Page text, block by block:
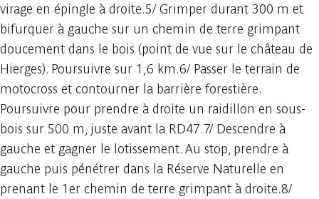
virage en épingle à droite.5/ Grimper durant 300 m et
bifurquer à gauche sur un chemin de terre grimpant
doucement dans le bois (point de vue sur le château de
Hierges). Poursuivre sur 1,6 km.6/ Passer le terrain de
motocross et contourner la barrière forestière.
Poursuivre pour prendre à droite un raidillon en sous-
bois sur 500 m, juste avant la RD47.7/ Descendre à
gauche et gagner le lotissement. Au stop, prendre à
gauche puis pénétrer dans la Réserve Naturelle en
prenant le 1er chemin de terre grimpant à droite.8/